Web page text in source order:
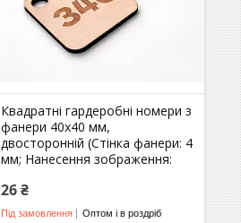
Квадратні гардеробні номери з
фанери 40х40 мм,
двосторонній (Стінка фанери: 4
мм; Нанесення зображення:
26 ₴
Під замовлення Оптом і в роздріб